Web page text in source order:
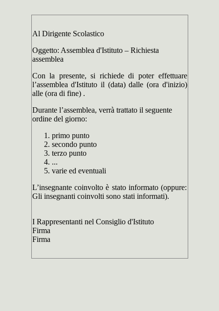
Al Dirigente Scolastico
Oggetto: Assemblea d'Istituto – Richiesta
assemblea
Con la presente, si richiede di poter effettuare
l’assemblea d'Istituto il (data) dalle (ora d'inizio)
alle (ora di fine) .
Durante l’assemblea, verrà trattato il seguente
ordine del giorno:
primo punto
secondo punto
terzo punto
...
varie ed eventuali
L’insegnante coinvolto è stato informato (oppure:
Gli insegnanti coinvolti sono stati informati).
I Rappresentanti nel Consiglio d'Istituto
Firma
Firma